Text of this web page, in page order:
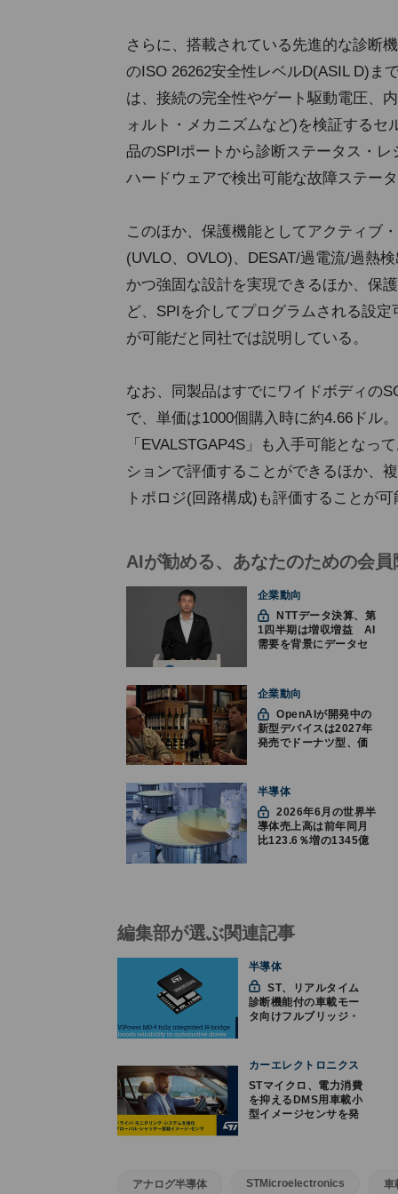
さらに、搭載されている先進的な診断
のISO 26262安全性レベルD(ASIL D)ま
は、接続の完全性やゲート駆動電圧、
ォルト・メカニズムなど)を検証する
品のSPIポートから診断ステータス・
ハードウェアで検出可能な故障ステー
このほか、保護機能としてアクティブ
(UVLO、OVLO)、DESAT/過電流/過熱
かつ強固な設計を実現できるほか、保
ど、SPIを介してプログラムされる設
が可能だと同社では説明している。
なお、同製品はすでにワイドボディの
で、単価は1000個購入時に約4.66ドル
「EVALSTGAP4S」も入手可能となっ
ションで評価することができるほか、
トポロジ(回路構成)も評価することが
AIが勧める、あなたのための会員
企業動向
1四半期は増収増益 AI
需要を背景にデータセ
企業動向
OpenAIが開発中の
新型デバイスは2027年
発売でドーナツ型、価
半導体
2026年6月の世界半
導体売上高は前年同月
比123.6％増の1345億
編集部が選ぶ関連記事
半導体
ST、リアルタイム
診断機能付の車載モー
タ向けフルブリッジ・
カーエレクトロニクス
STマイクロ、電力消費
を抑えるDMS用車載小
型イメージセンサを発
アナログ半導体 STMicroelectronics 車